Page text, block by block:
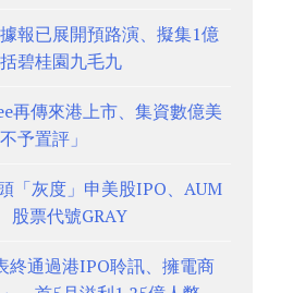
據報已展開預路演、擬集1億
碧桂園九毛九
再傳來港上市、集資數億美
予置評」
「灰度」申美股IPO、AUM
票代號GRAY
終通過港IPO聆訊、擁電商